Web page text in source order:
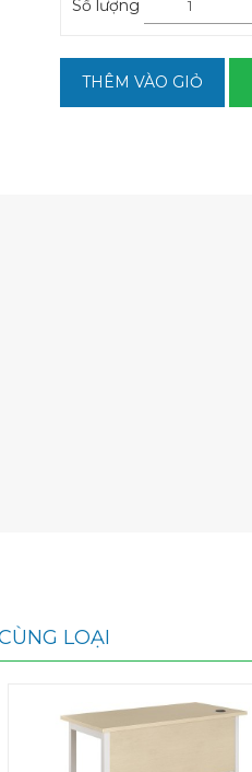
Số lượng
THÊM VÀO GIỎ
LOẠI